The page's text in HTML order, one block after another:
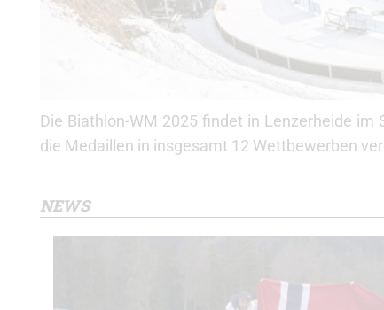
Die Biathlon-WM 2025 findet in Lenzerheide
die Medaillen in insgesamt 12 Wettbewerben
NEWS